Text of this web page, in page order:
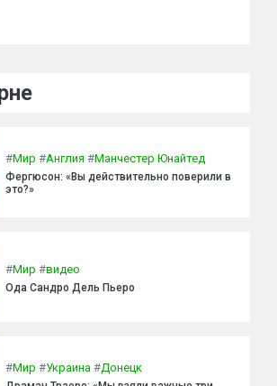
#Мир #Англия #Манчестер Юнайтед
Фергюсон: «Вы действительно поверили в
это?»
#Мир #видео
Ода Сандро Дель Пьеро
#Мир #Украина #Донецк